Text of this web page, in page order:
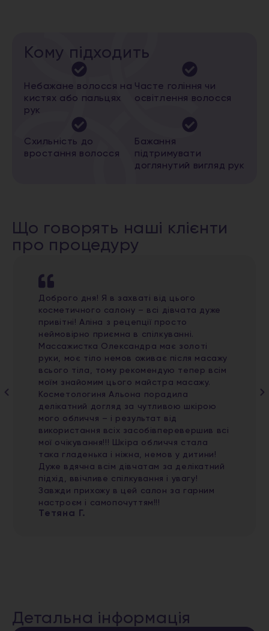
Кому підходить
Небажане волосся на
кистях або пальцях
рук
Часте гоління чи
освітлення волосся
Схильність до
вростання волосся
Бажання
підтримувати
доглянутий вигляд рук
Що говорять наші клієнти
про процедуру
Доброго дня! Я в захваті від цього
косметичного салону – всі дівчата дуже
привітні! Аліна з рецепції просто
неймовірно приємна в спілкуванні.
Массажистка Олександра має золоті
руки, моє тіло немов оживає після масажу
всього тіла, тому рекомендую тепер всім
моїм знайомим цього майстра масажу.
Косметологиня Альона порадила
делікатний догляд за чутливою шкірою
мого обличчя – і результат від
використання всіх засобівперевершив всі
мої очікування!!! Шкіра обличчя стала
така гладенька і ніжна, немов у дитини!
Дуже вдячна всім дівчатам за делікатний
підхід, ввічливе спілкування і увагу!
Завжди прихожу в цей салон за гарним
настроєм і самопочуттям!!!
Тетяна Г.
Детальна інформація